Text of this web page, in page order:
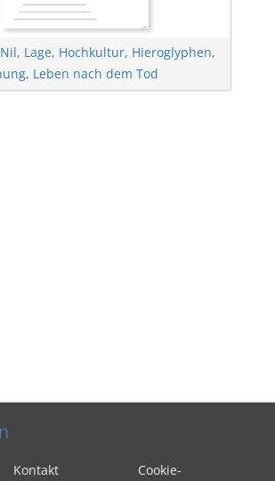
Nil, Lage, Hochkultur, Hieroglyphen,
, Leben nach dem Tod
Kontakt Cookie-